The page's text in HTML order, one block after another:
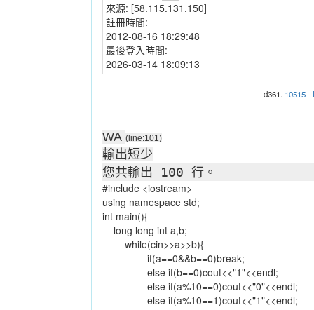
來源: [58.115.131.150]
註冊時間:
2012-08-16 18:29:48
最後登入時間:
2026-03-14 18:09:13
d361. 10515 -
WA (line:101)
輸出短少
您共輸出 100 行。
#include <iostream>
using namespace std;
int main(){
long long int a,b;
while(cin>>a>>b){
if(a==0&&b==0)break;
else if(b==0)cout<<"1"<<endl;
else if(a%10==0)cout<<"0"<<endl;
else if(a%10==1)cout<<"1"<<endl;